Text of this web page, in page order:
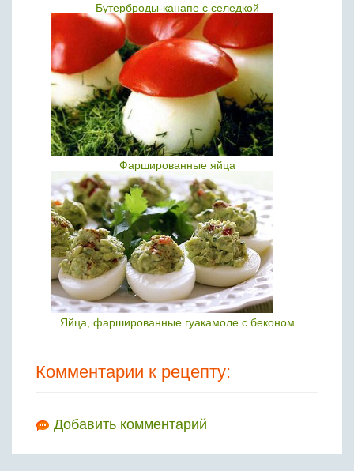
Бутерброды-канапе с селедкой
Фаршированные яйца
Яйца, фаршированные гуакамоле с беконом
Комментарии к рецепту:
Добавить комментарий